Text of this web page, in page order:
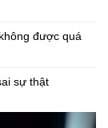
được quá
sự thật